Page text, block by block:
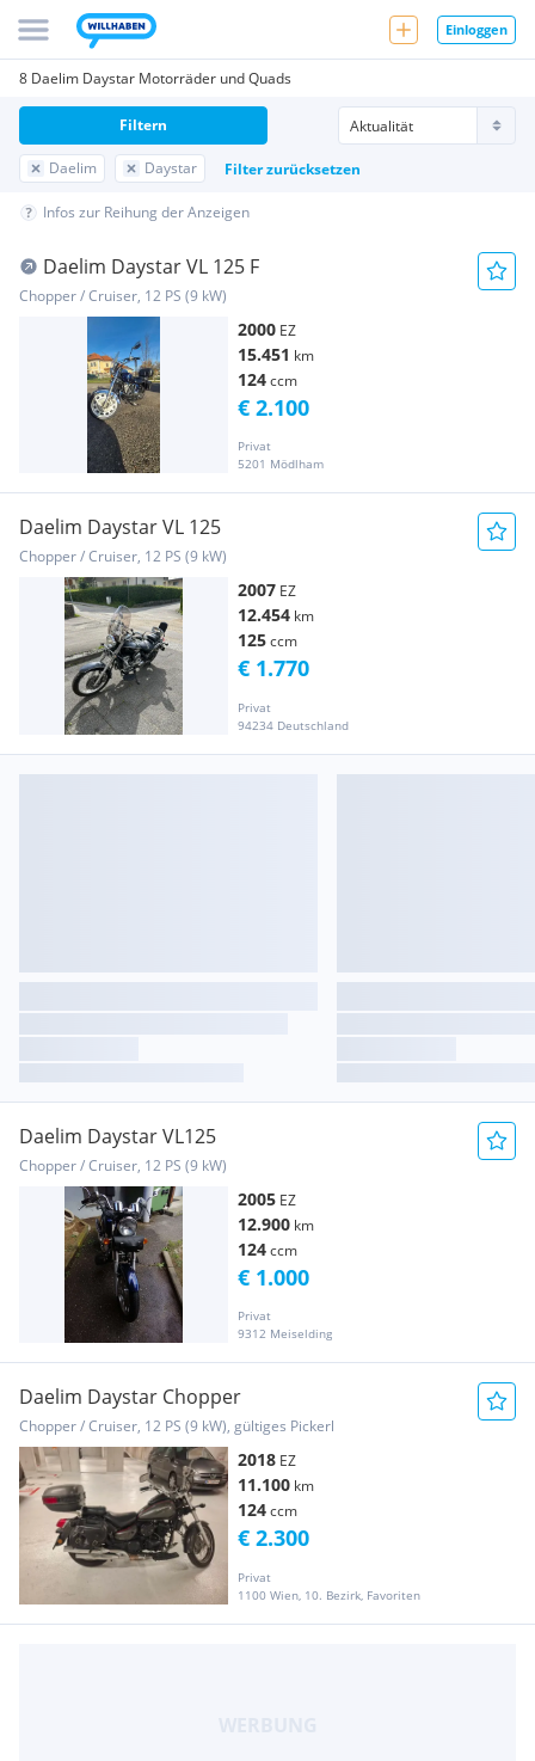
Einloggen
8 Daelim Daystar Motorräder und Quads
Daelim Daystar Filter zurücksetzen
Filtern
Infos zur Reihung der Anzeigen
Daelim Daystar VL 125 F
Chopper / Cruiser, 12 PS (9 kW)
2000 EZ
15.451 km
124ccm
Privat
5201 Mödlham
€ 2.100
Daelim Daystar VL 125
Chopper / Cruiser, 12 PS (9 kW)
2007 EZ
12.454 km
125ccm
Privat
94234 Deutschland
€ 1.770
Daelim Daystar VL125
Chopper / Cruiser, 12 PS (9 kW)
2005 EZ
12.900 km
124ccm
Privat
9312 Meiselding
€ 1.000
Daelim Daystar Chopper
Chopper / Cruiser, 12 PS (9 kW), gültiges Pickerl
2018 EZ
11.100 km
124ccm
Privat
1100 Wien, 10. Bezirk, Favoriten
€ 2.300